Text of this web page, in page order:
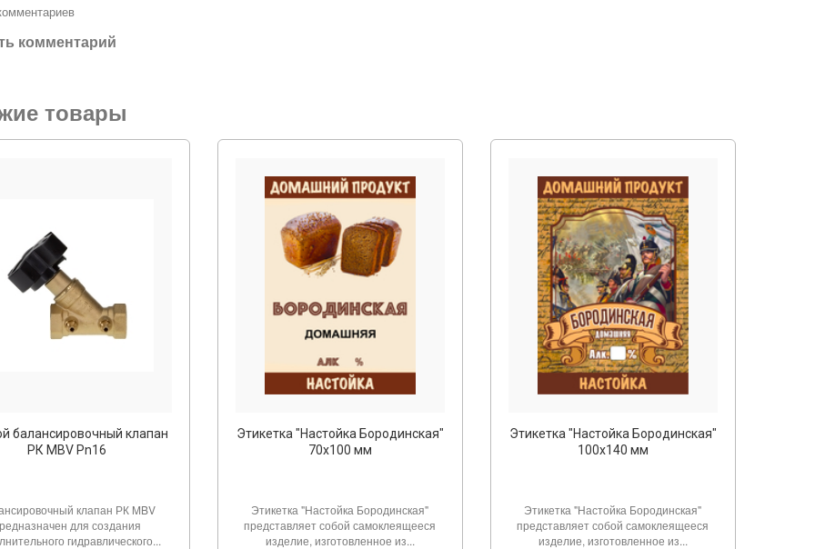
комментарий
товары
балансировочный клапан
РК MBV Pn16
клапан РК MBV
для создания
гидравлического...
Этикетка "Настойка Бородинская"
70х100 мм
Этикетка "Настойка Бородинская"
представляет собой самоклеящееся
изделие, изготовленное из...
Этикетка "Настойка Бородинская"
100х140 мм
Этикетка "Настойка Бородинская"
представляет собой самоклеящееся
изделие, изготовленное из...